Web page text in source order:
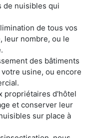
de nuisibles qui
de tous vos
leur nombre, ou le
des bâtiments
usine, ou encore
propriétaires d'hôtel
et conserver leur
sur place à